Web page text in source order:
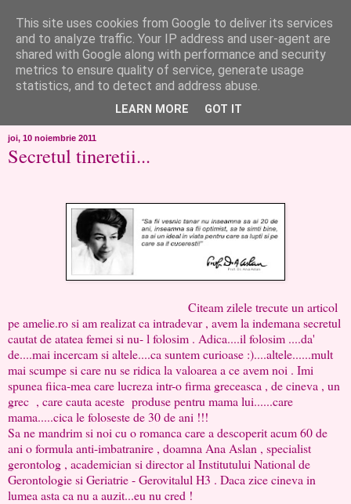
like ?...or not!
..de toate!!!!!..alandala...cum imi trec prin minte..si cum am
chef..incercate pe pielea mea..
joi, 10 noiembrie 2011
Secretul tineretii...
Citeam zilele trecute un articol
pe amelie.ro si am realizat ca intradevar , avem la indemana secretul
cautat de atatea femei si nu- l folosim . Adica....il folosim ....da'
de....mai incercam si altele....ca suntem curioase :)....altele......mult
mai scumpe si care nu se ridica la valoarea a ce avem noi . Imi
spunea fiica-mea care lucreza intr-o firma greceasca , de cineva , un
grec , care cauta aceste produse pentru mama lui......care
mama.....cica le foloseste de 30 de ani !!!
Sa ne mandrim si noi cu o romanca care a descoperit acum 60 de
ani o formula anti-imbatranire , doamna Ana Aslan , specialist
gerontolog , academician si director al Institutului National de
Gerontologie si Geriatrie - Gerovitalul H3 . Daca zice cineva in
lumea asta ca nu a auzit...eu nu cred !
This site uses cookies from Google to deliver its services
and to analyze traffic. Your IP address and user-agent are
shared with Google along with performance and security
metrics to ensure quality of service, generate usage
statistics, and to detect and address abuse.
LEARN MORE GOT IT